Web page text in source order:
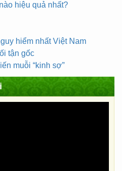
hiệu quả nhất?
hiểm nhất Việt Nam
tận gốc
muỗi “kinh sợ”